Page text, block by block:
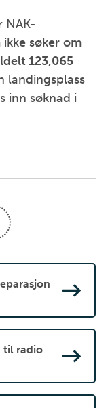
NAK-
søker om
123,065
landingsplass
inn søknad i
til radio